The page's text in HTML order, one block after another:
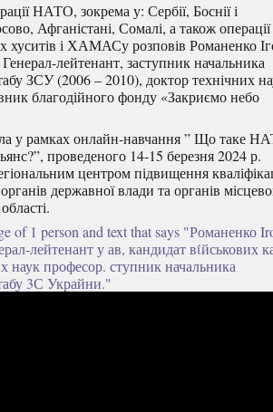
НАТО, зокрема у: Сербії, Боснії і
Афганістані, Сомалі, а також операції
хуситів і ХАМАСу розповів Романенко
лейтенант, заступник начальника
ЗСУ (2006 – 2010), доктор технічних
благодійного фонду «Закриємо небо
у рамках онлайн-навчання ” Що таке
проведеного 14-15 березня 2024 р.
центром підвищення
державної влади та органів